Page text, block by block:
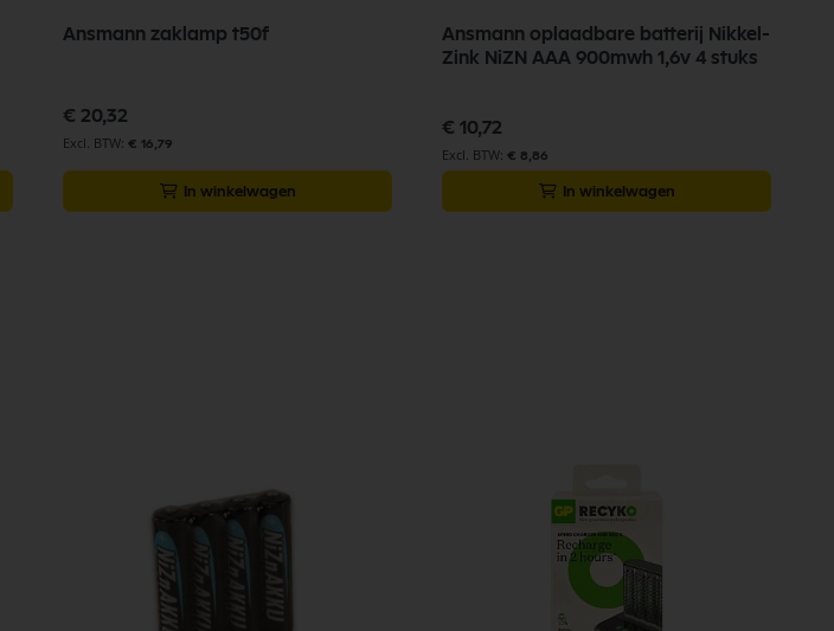
Ansmann zaklamp t50f
€ 20,32
€ 16,79
In winkelwagen
Ansmann oplaadbare batterij Nikkel-
Zink NiZN AAA 900mwh 1,6v 4 stuks
€ 10,72
€ 8,86
In winkelwagen